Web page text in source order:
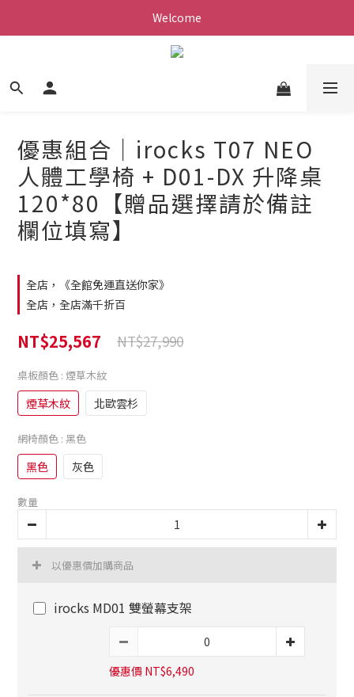
Welcome
優惠組合｜irocks T07 NEO
人體工學椅 + D01-DX 升降桌
120*80【贈品選擇請於備註
欄位填寫】
全店，《全館免運直送你家》
全店，全店滿千折百
NT$25,567 NT$27,990
桌板顏色 : 煙草木紋
煙草木紋 北歐雲杉
網椅顏色 : 黑色
黑色 灰色
數量
以優惠價加購商品
irocks MD01 雙螢幕支架
優惠價 NT$6,490